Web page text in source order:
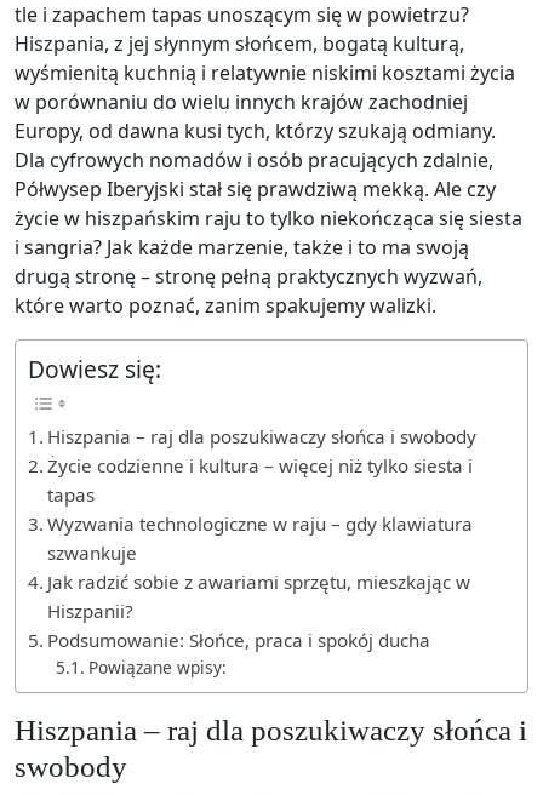
tle i zapachem tapas unoszącym się w powietrzu?
Hiszpania, z jej słynnym słońcem, bogatą kulturą,
wyśmienitą kuchnią i relatywnie niskimi kosztami życia
w porównaniu do wielu innych krajów zachodniej
Europy, od dawna kusi tych, którzy szukają odmiany.
Dla cyfrowych nomadów i osób pracujących zdalnie,
Półwysep Iberyjski stał się prawdziwą mekką. Ale czy
życie w hiszpańskim raju to tylko niekończąca się siesta
i sangria? Jak każde marzenie, także i to ma swoją
drugą stronę – stronę pełną praktycznych wyzwań,
które warto poznać, zanim spakujemy walizki.
Dowiesz się:
Hiszpania – raj dla poszukiwaczy słońca i swobody
Życie codzienne i kultura – więcej niż tylko siesta i
tapas
Wyzwania technologiczne w raju – gdy klawiatura
szwankuje
Jak radzić sobie z awariami sprzętu, mieszkając w
Hiszpanii?
Podsumowanie: Słońce, praca i spokój ducha
Powiązane wpisy:
Hiszpania – raj dla poszukiwaczy słońca i
swobody